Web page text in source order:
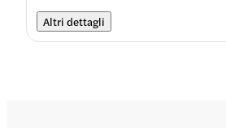
Altri dettagli